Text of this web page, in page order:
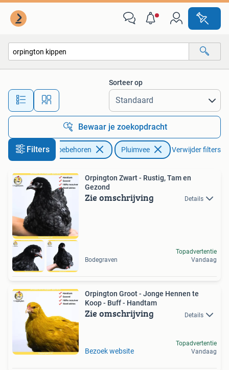
Alle afstanden…
Sorteer op
Bewaar je zoekopdracht
Filters
Dieren en Toebehoren Pluimvee Verwijder filters
Orpington Zwart - Rustig, Tam en
Gezond
Zie omschrijving Details
Bodegraven
Topadvertentie
Vandaag
Orpington Groot - Jonge Hennen te
Koop - Buff - Handtam
Zie omschrijving Details
Bezoek website
Topadvertentie
Vandaag